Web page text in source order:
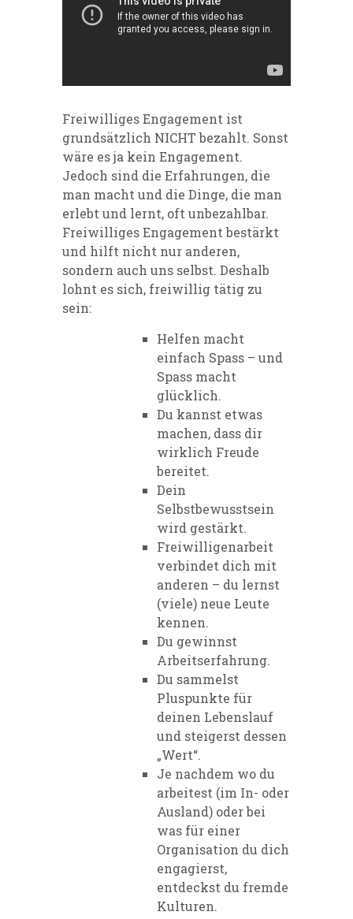
Freiwilliges Engagement ist
grundsätzlich NICHT bezahlt. Sonst
wäre es ja kein Engagement.
Jedoch sind die Erfahrungen, die
man macht und die Dinge, die man
erlebt und lernt, oft unbezahlbar.
Freiwilliges Engagement bestärkt
und hilft nicht nur anderen,
sondern auch uns selbst. Deshalb
lohnt es sich, freiwillig tätig zu
sein:
Helfen macht
einfach Spass – und
Spass macht
glücklich.
Du kannst etwas
machen, dass dir
wirklich Freude
bereitet.
Dein
Selbstbewusstsein
wird gestärkt.
Freiwilligenarbeit
verbindet dich mit
anderen – du lernst
(viele) neue Leute
kennen.
Du gewinnst
Arbeitserfahrung.
Du sammelst
Pluspunkte für
deinen Lebenslauf
und steigerst dessen
„Wert“.
Je nachdem wo du
arbeitest (im In- oder
Ausland) oder bei
was für einer
Organisation du dich
engagierst,
entdeckst du fremde
Kulturen.